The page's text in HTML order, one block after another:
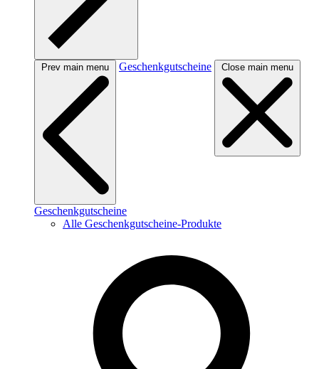
Prev main menu Geschenkgutscheine Close main menu
Geschenkgutscheine
Alle Geschenkgutscheine-Produkte